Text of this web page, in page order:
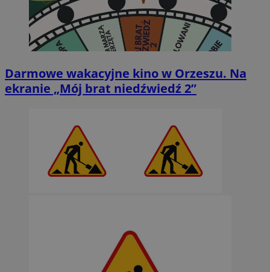
Darmowe wakacyjne kino w Orzeszu. Na
ekranie „Mój brat niedźwiedź 2”